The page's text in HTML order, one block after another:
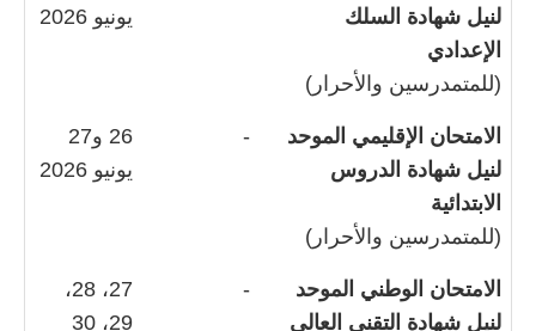
لنيل شهادة السلك
الإعدادي
(للمتمدرسين والأحرار)
يونيو 2026
الامتحان الإقليمي الموحد
لنيل شهادة الدروس
الابتدائية
(للمتمدرسين والأحرار)
-
26 و27
يونيو 2026
الامتحان الوطني الموحد
لنيل شهادة التقني العالي
-
27، 28،
29، 30